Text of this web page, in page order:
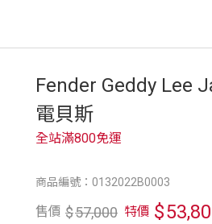
Fender Geddy Lee
電貝斯
商品編號：0132022B0003
全站滿800免運
售價 $57,000 特價 $